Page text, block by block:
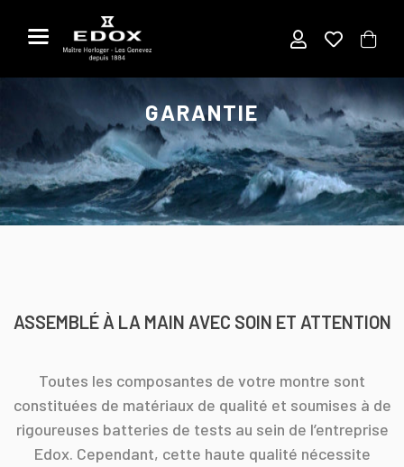
GARANTIE
ASSEMBLÉ À LA MAIN AVEC SOIN ET ATTENTION
Toutes les composantes de votre montre sont
constituées de matériaux de qualité et soumises à de
rigoureuses batteries de tests au sein de l’entreprise
Edox. Cependant, cette haute qualité nécessite